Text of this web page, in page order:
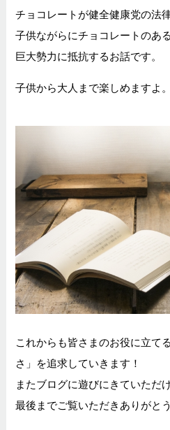
チョコレートが健全健康党の法
子供ながらにチョコレートのあ
巨大勢力に抵抗するお話です。
子供から大人まで楽しめますよ。
これからも皆さまのお役に立て
さ」を追求していきます！
またブログに遊びにきていただ
最後までご覧いただきありがと